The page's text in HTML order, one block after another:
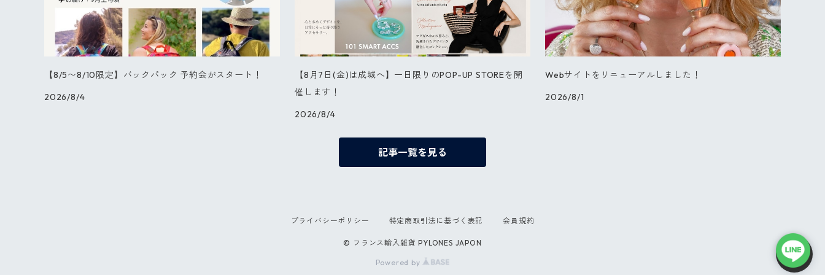
【NEW】チューリップ
ブラックフラワー
【8/5〜8/10限定】バックパック 予約会がスタート！
2026/8/4
【8月7日(金)は成城へ】一日限りのPOP-UP STOREを開
催します！
2026/8/4
Webサイトをリニューアルしました！
2026/8/1
記事一覧を見る
プライバシーポリシー 特定商取引法に基づく表記 会員規約
© フランス輸入雑貨 PYLONES JAPON
Powered by